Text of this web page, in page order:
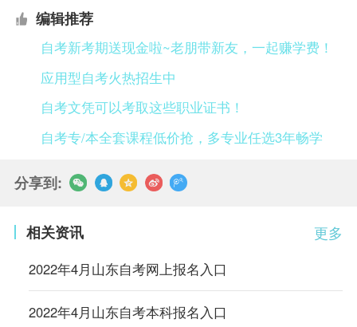
编辑推荐
自考新考期送现金啦~老朋带新友，一起赚学费！
应用型自考火热招生中
自考文凭可以考取这些职业证书！
自考专/本全套课程低价抢，多专业任选3年畅学
分享到:
更多
相关资讯
2022年4月山东自考网上报名入口
2022年4月山东自考本科报名入口